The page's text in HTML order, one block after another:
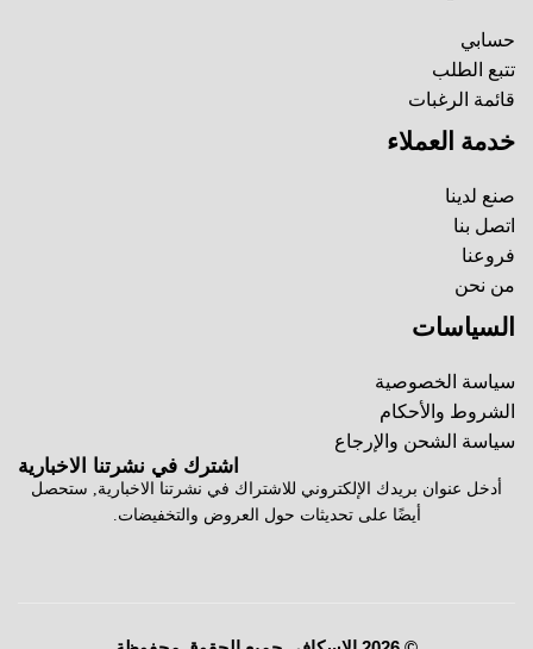
حسابي
تتبع الطلب
قائمة الرغبات
خدمة العملاء
صنع لدينا
اتصل بنا
فروعنا
من نحن
السياسات
سياسة الخصوصية
الشروط والأحكام
سياسة الشحن والإرجاع
اشترك في نشرتنا الاخبارية
أدخل عنوان بريدك الإلكتروني للاشتراك في نشرتنا الاخبارية, ستحصل
أيضًا على تحديثات حول العروض والتخفيضات.